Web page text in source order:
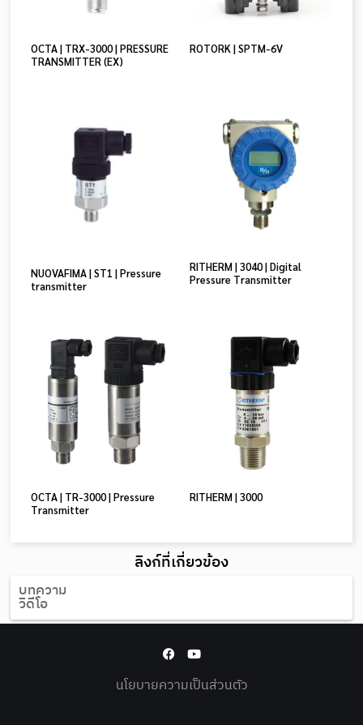
OCTA | TRX-3000 | PRESSURE
TRANSMITTER (EX)
ROTORK | SPTM-6V
NUOVAFIMA | ST1 | Pressure
transmitter
RITHERM | 3040 | Digital
Pressure Transmitter
OCTA | TR-3000 | Pressure
Transmitter
RITHERM | 3000
ลิงก์ที่เกี่ยวข้อง
บทความ
วิดีโอ
นโยบายความเป็นส่วนตัว